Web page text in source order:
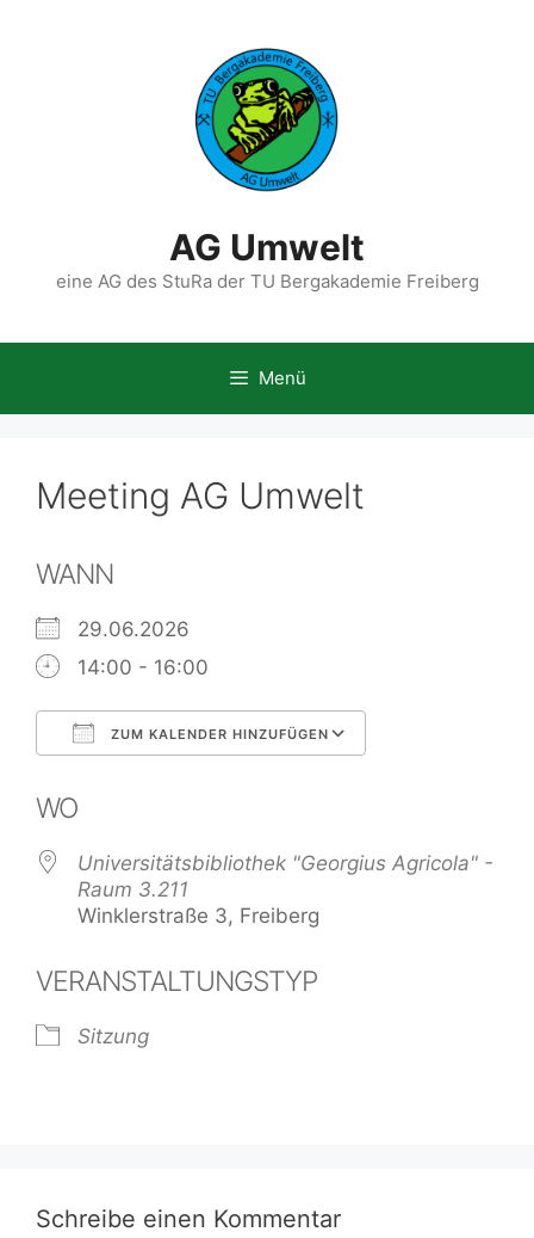
AG Umwelt
eine AG des StuRa der TU Bergakademie Freiberg
Menü
Meeting AG Umwelt
WANN
29.06.2026
14:00 - 16:00
ZUM KALENDER HINZUFÜGEN
WO
Universitätsbibliothek "Georgius Agricola" -
Raum 3.211
Winklerstraße 3, Freiberg
VERANSTALTUNGSTYP
Sitzung
Schreibe einen Kommentar